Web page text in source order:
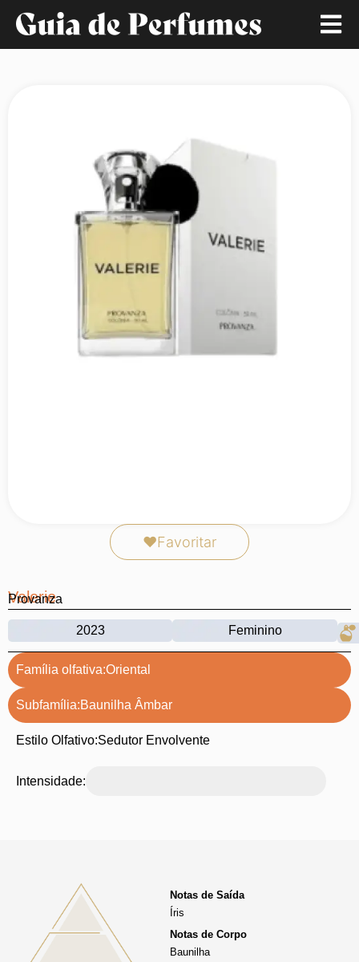
❤Favoritar
Valerie
Provanza
2023 Feminino
Família olfativa:Oriental
Subfamília:Baunilha Âmbar
Estilo Olfativo:Sedutor Envolvente
Intensidade:
Notas de Saída
Íris
Notas de Corpo
Baunilha